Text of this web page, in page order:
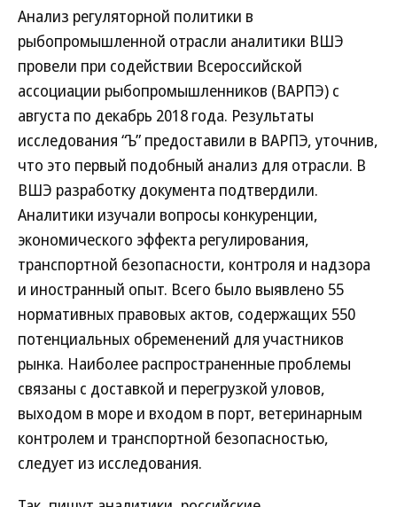
Анализ регуляторной политики в
рыбопромышленной отрасли аналитики ВШЭ
провели при содействии Всероссийской
ассоциации рыбопромышленников (ВАРПЭ) с
августа по декабрь 2018 года. Результаты
исследования “Ъ” предоставили в ВАРПЭ, уточнив,
что это первый подобный анализ для отрасли. В
ВШЭ разработку документа подтвердили.
Аналитики изучали вопросы конкуренции,
экономического эффекта регулирования,
транспортной безопасности, контроля и надзора
и иностранный опыт. Всего было выявлено 55
нормативных правовых актов, содержащих 550
потенциальных обременений для участников
рынка. Наиболее распространенные проблемы
связаны с доставкой и перегрузкой уловов,
выходом в море и входом в порт, ветеринарным
контролем и транспортной безопасностью,
следует из исследования.